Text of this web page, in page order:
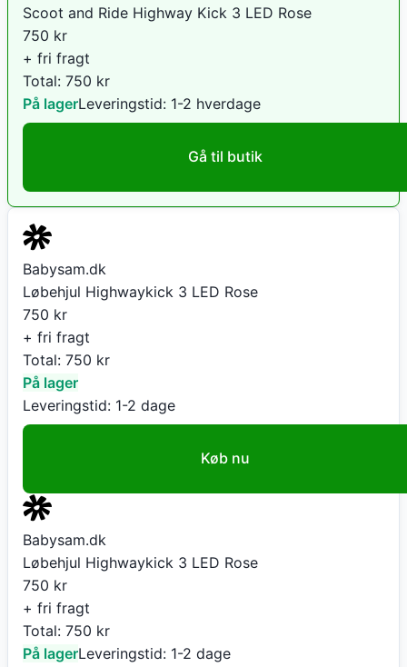
Scoot and Ride Highway Kick 3 LED Rose
750 kr
+ fri fragt
Total: 750 kr
På lagerLeveringstid: 1-2 hverdage
Gå til butik
Babysam.dk
Løbehjul Highwaykick 3 LED Rose
750 kr
+ fri fragt
Total: 750 kr
På lager
Leveringstid: 1-2 dage
Køb nu
Babysam.dk
Løbehjul Highwaykick 3 LED Rose
750 kr
+ fri fragt
Total: 750 kr
På lagerLeveringstid: 1-2 dage